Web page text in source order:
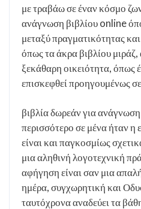
με τραβάω σε έναν κόσμο
ανάγνωση βιβλίου online
μεταξύ πραγματικότητας
όπως τα άκρα βιβλίου
ξεκάθαρη οικειότητα, όπως
επισκεφθεί προηγουμένως
βιβλία δωρεάν για
περισσότερο σε μένα ήταν
είναι και παγκοσμίως
μια αληθινή λογοτεχνική
αφήγηση είναι σαν μια
ημέρα, συγχωρητική και
ταυτόχρονα αναδεύει τα